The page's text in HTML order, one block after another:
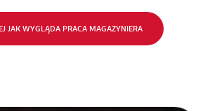
JAK WYGLĄDA PRACA MAGAZYNIERA